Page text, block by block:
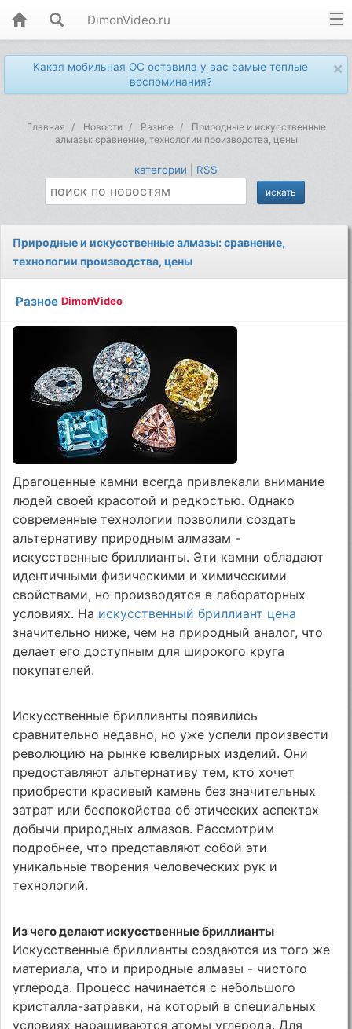
DimonVideo.ru
×
Какая мобильная ОС оставила у вас самые теплые
воспоминания?
Главная Новости Разное
Природные и искусственные
алмазы: сравнение, технологии производства, цены
категории RSS
Природные и искусственные алмазы: сравнение,
технологии производства, цены
Разное DimonVideo
Драгоценные камни всегда привлекали внимание
людей своей красотой и редкостью. Однако
современные технологии позволили создать
альтернативу природным алмазам -
искусственные бриллианты. Эти камни обладают
идентичными физическими и химическими
свойствами, но производятся в лабораторных
условиях. На искусственный бриллиант цена
значительно ниже, чем на природный аналог, что
делает его доступным для широкого круга
покупателей.
Искусственные бриллианты появились
сравнительно недавно, но уже успели произвести
революцию на рынке ювелирных изделий. Они
предоставляют альтернативу тем, кто хочет
приобрести красивый камень без значительных
затрат или беспокойства об этических аспектах
добычи природных алмазов. Рассмотрим
подробнее, что представляют собой эти
уникальные творения человеческих рук и
технологий.
Из чего делают искусственные бриллианты
Искусственные бриллианты создаются из того же
материала, что и природные алмазы - чистого
углерода. Процесс начинается с небольшого
кристалла-затравки, на который в специальных
условиях наращиваются атомы углерода. Для